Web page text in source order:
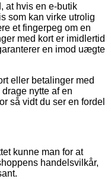
at hvis en e-butik
som kan virke utrolig
et fingerpeg om en
med kort er imidlertid
en imod uægte
eller betalinger med
nytte af en
så vidt du ser en fordel
kunne man for at
handelsvilkår,